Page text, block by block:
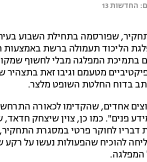
החדשות 13
שפורסמה בתחילת השבוע
הליכוד תעמולה ברשת באמצעות
בתמיכת המפלגה מבלי לחשוף
מטעמם וגיבו זאת
בדוח החלטת השופט מלצר.
אחדים, שהקדימו לכאורה
פנים". כמו כן, צוין שיצחק
לחוקר פרטי במסגרת
להוכיח שהפעולות נעשו על
המפלגה.